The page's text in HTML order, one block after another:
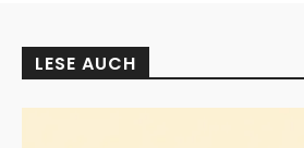
LESE AUCH